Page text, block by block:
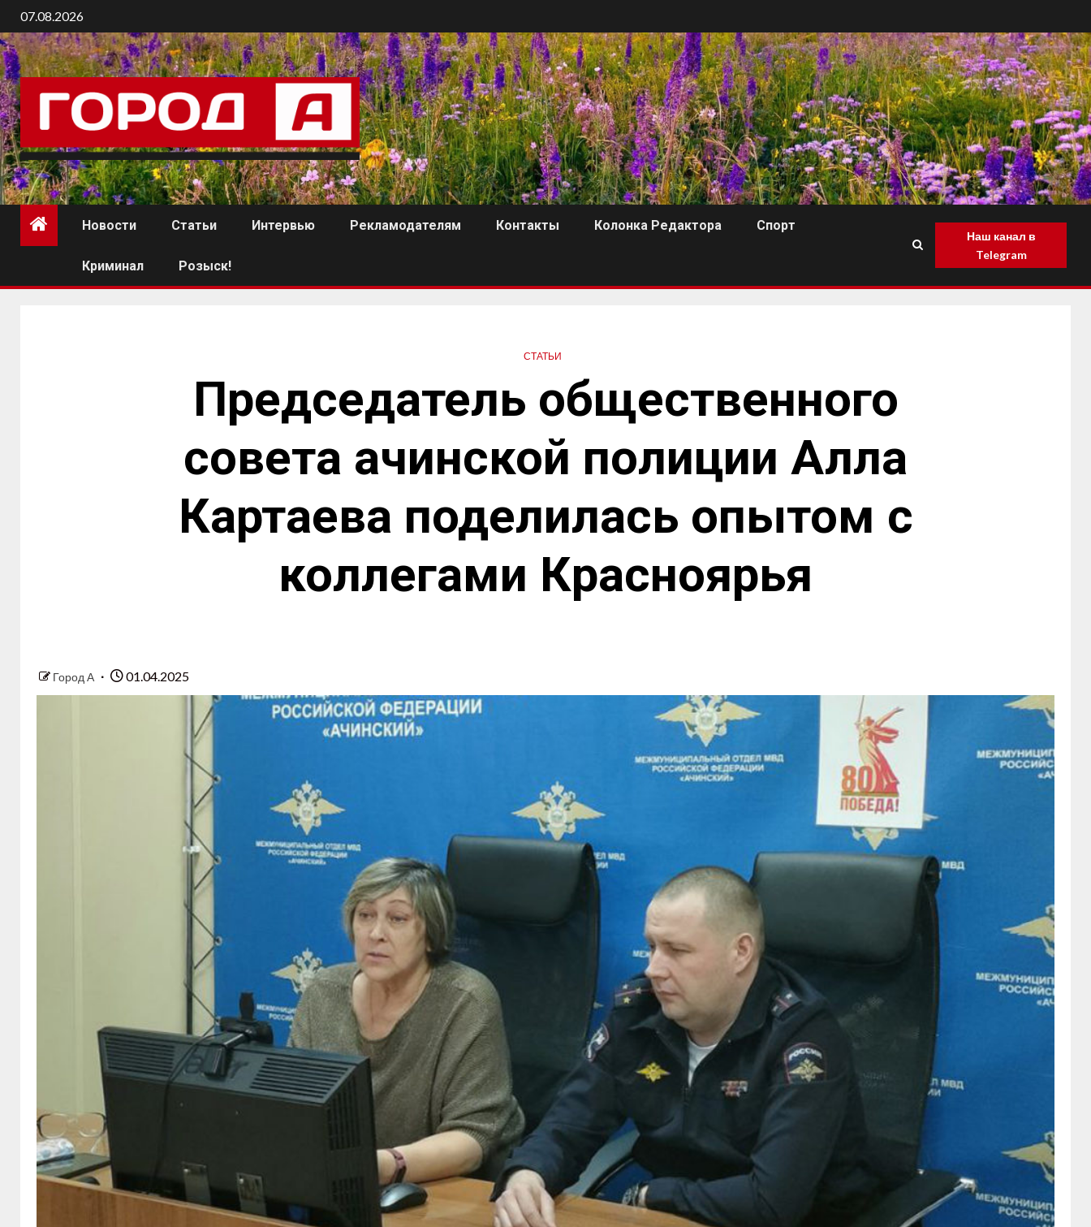
07.08.2026
Новости Статьи Интервью Рекламодателям Контакты Колонка Редактора Спорт
Криминал Розыск!
Наш канал в
Telegram
СТАТЬИ
Председатель общественного
совета ачинской полиции Алла
Картаева поделилась опытом с
коллегами Красноярья
Город А 01.04.2025